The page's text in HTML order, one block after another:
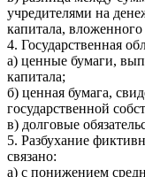
учредителями на
капитала,
4. Государственная
а) ценные бумаги,
капитала;
б) ценная бумага,
государственной
в) долговые
5. Разбухание
связано:
а) с понижением